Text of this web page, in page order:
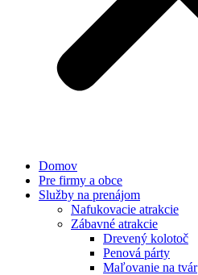
Domov
Pre firmy a obce
Služby na prenájom
Nafukovacie atrakcie
Zábavné atrakcie
Drevený kolotoč
Penová párty
Maľovanie na tvár